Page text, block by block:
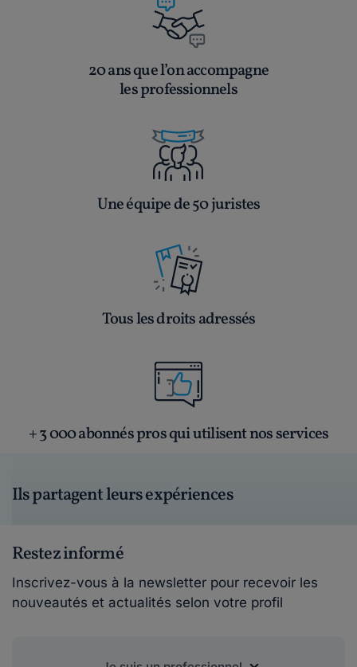
20 ans que l’on accompagne
les professionnels
Une équipe de 50 juristes
Tous les droits adressés
+ 3 000 abonnés pros qui utilisent nos services
Ils partagent leurs expériences
Restez informé
Inscrivez-vous à la newsletter pour recevoir les
nouveautés et actualités selon votre profil